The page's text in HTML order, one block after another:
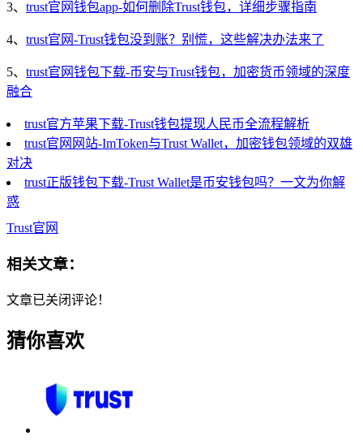
3、 trust官网钱包app-如何删除Trust钱包，详细步骤指南
4、 trust官网-Trust钱包没到账？别慌，这些解决办法来了
5、 trust官网钱包下载-币安与Trust钱包，加密货币领域的深度
融合
trust官方苹果下载-Trust钱包提现人民币全流程解析
trust官网网站-ImToken与Trust Wallet，加密钱包领域的双雄
对决
trust正版钱包下载-Trust Wallet是币安钱包吗？一文为你解
惑
Trust官网
相关文章：
文章已关闭评论！
猜你喜欢